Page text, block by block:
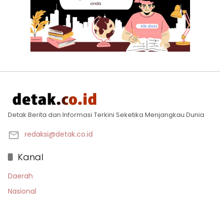
Detak Berita dan Informasi Terkini Seketika Menjangkau Dunia
redaksi@detak.co.id
Kanal
Daerah
Nasional